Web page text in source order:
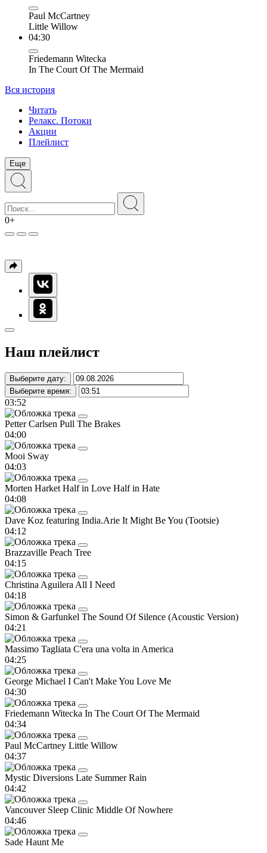
Paul McCartney
Little Willow
04:30
Friedemann Witecka
In The Court Of The Mermaid
Вся история
Читать
Релакс. Потоки
Акции
Плейлист
Еще
0+
Наш плейлист
Выберите дату:
Выберите время:
03:52
Petter Carlsen Pull The Brakes
04:00
Mooi Sway
04:03
Morten Harket Half in Love Half in Hate
04:08
Dave Koz featuring India.Arie It Might Be You (Tootsie)
04:12
Brazzaville Peach Tree
04:15
Christina Aguilera All I Need
04:18
Simon & Garfunkel The Sound Of Silence (Acoustic Version)
04:21
Massimo Tagliata C'era una volta in America
04:25
George Michael I Can't Make You Love Me
04:30
Friedemann Witecka In The Court Of The Mermaid
04:34
Paul McCartney Little Willow
04:37
Mystic Diversions Late Summer Rain
04:42
Vancouver Sleep Clinic Middle Of Nowhere
04:46
Sade Haunt Me